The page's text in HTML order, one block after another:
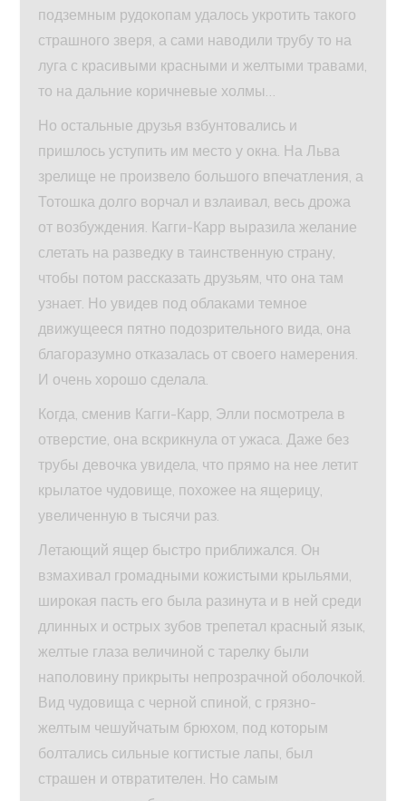
подземным рудокопам удалось укротить такого
страшного зверя, а сами наводили трубу то на
луга с красивыми красными и желтыми травами,
то на дальние коричневые холмы…
Но остальные друзья взбунтовались и
пришлось уступить им место у окна. На Льва
зрелище не произвело большого впечатления, а
Тотошка долго ворчал и взлаивал, весь дрожа
от возбуждения. Кагги-Карр выразила желание
слетать на разведку в таинственную страну,
чтобы потом рассказать друзьям, что она там
узнает. Но увидев под облаками темное
движущееся пятно подозрительного вида, она
благоразумно отказалась от своего намерения.
И очень хорошо сделала.
Когда, сменив Кагги-Карр, Элли посмотрела в
отверстие, она вскрикнула от ужаса. Даже без
трубы девочка увидела, что прямо на нее летит
крылатое чудовище, похожее на ящерицу,
увеличенную в тысячи раз.
Летающий ящер быстро приближался. Он
взмахивал громадными кожистыми крыльями,
широкая пасть его была разинута и в ней среди
длинных и острых зубов трепетал красный язык,
желтые глаза величиной с тарелку были
наполовину прикрыты непрозрачной оболочкой.
Вид чудовища с черной спиной, с грязно-
желтым чешуйчатым брюхом, под которым
болтались сильные когтистые лапы, был
страшен и отвратителен. Но самым